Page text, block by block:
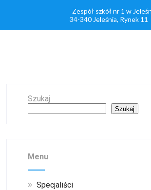
Zespół szkół nr 1 w
34-340 Jeleśnia, Rynek 11
Szukaj
Szukaj
Menu
Specjaliści